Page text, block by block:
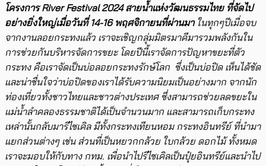
โครงการRiver Festival 2024สายน้ำแห่งวัฒนธรรมไทย ที่จัดไป
อย่างยิ่งใหญ่เมื่อวันที่14-16 พฤศจิกายนที่ผ่านมา ในทุกๆปีเมื่อจบ
จากงานลอยกระทงแล้ว เราจะเชิญกลุ่มมิตรมาคีมารวมพลังกันใน
การช่วยกันบริหารจัดการขยะ โดยปีนี้เราจัดการปัญหาขยะที่ตัว
กระทง คือเราจัดเป็นบ่อลอยกระทงรักษ์โลก ซึ่งเป็นบ่อปิด เห็นได้ชัด
และน่าชื่นใจว่าบ่อปิดของเราได้รับความนิยมเป็นอย่างมาก จากนัก
ท่องเที่ยวทั้งชาวไทยและชาวต่างประเทศ ซึ่งสามารถช่วยลดขยะใน
แม่น้ำลำคลองธรรมชาติได้เป็นจำนวนมาก และสามารถเก็บกระทง
เหล่านั้นกลับมารีไซเคิล มีทั้งกระทงเทียนหอม กระทงอินทรีย์ ที่นำมา
แยกส่วนต่างๆ เช่น ส่วนที่เป็นหยวกกล้วย ใบกล้วย ดอกไม้ ทั้งหมด
เราจะมอบให้กับทาง กทม. เพื่อนำไปรีไซเคิลเป็นปุ๋ยอินทรีย์และนำไป